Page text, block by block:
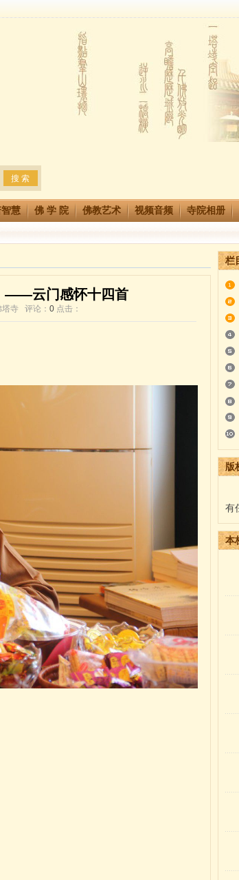
严海
慧 佛 学 院 佛教艺术 视频音频 寺院相册
——云门感怀十四首
寺 评论： 0 点击：
栏
版
有
本